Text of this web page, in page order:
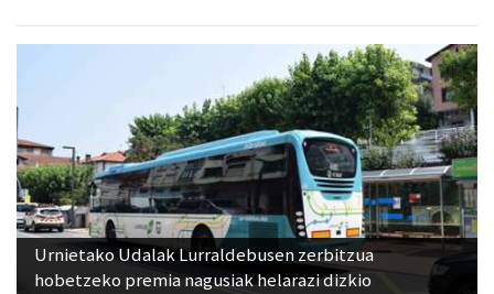
Urnietako Udalak Lurraldebusen zerbitzua
hobetzeko premia nagusiak helarazi dizkio